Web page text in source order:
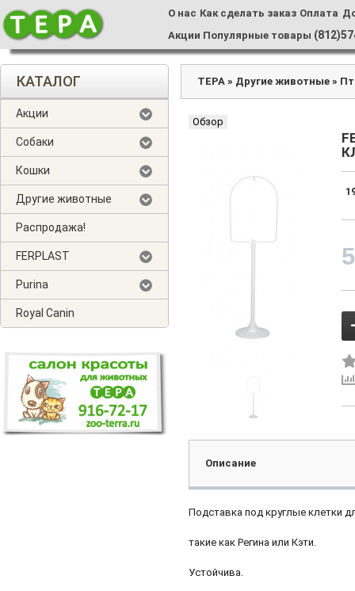
О нас Как сделать заказ Оплата
Акции Популярные товары
КАТАЛОГ
Акции
Собаки
Кошки
Другие животные
Распродажа!
FERPLAST
Purina
Royal Canin
ТЕРА » Другие животные »
Обзор
Описание
Подставка под круглые клетки
такие как Регина или Кэти.
Устойчива.